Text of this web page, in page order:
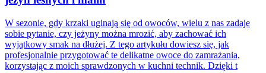
W sezonie, gdy krzaki uginają się od owoców, wielu z nas zadaje
sobie pytanie, czy jeżyny można mrozić, aby zachować ich
wyjątkowy smak na dłużej. Z tego artykułu dowiesz się, jak
profesjonalnie przygotować te delikatne owoce do zamrażania,
korzystając z moich sprawdzonych w kuchni technik. Dzięki t